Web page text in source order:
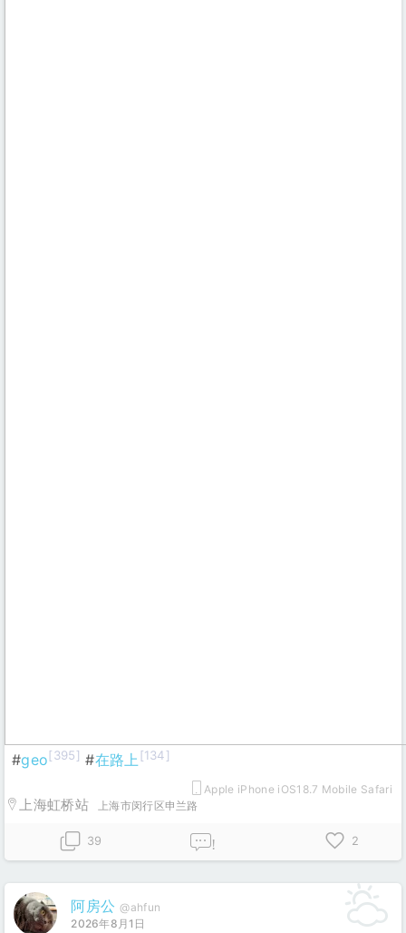
#geo[395] #在路上 [134]
Apple iPhone iOS18.7 Mobile Safari
上海虹桥站 上海市闵行区申兰路
39 ! 2
阿房公 @ahfun
2026年8月1日